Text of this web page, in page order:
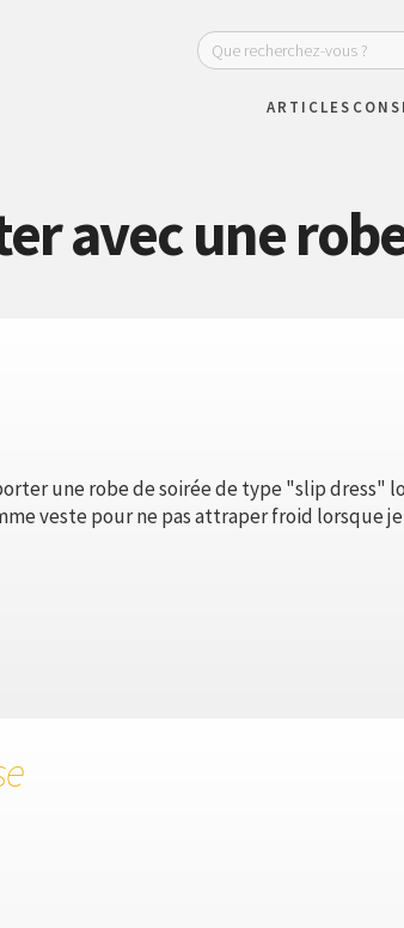
ARTICLES
avec une
une robe de soirée de type "slip dress"
veste pour ne pas attraper froid lorsque